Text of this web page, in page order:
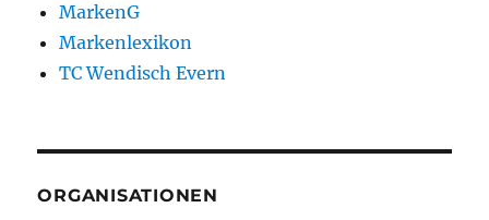
MarkenG
Markenlexikon
TC Wendisch Evern
ORGANISATIONEN